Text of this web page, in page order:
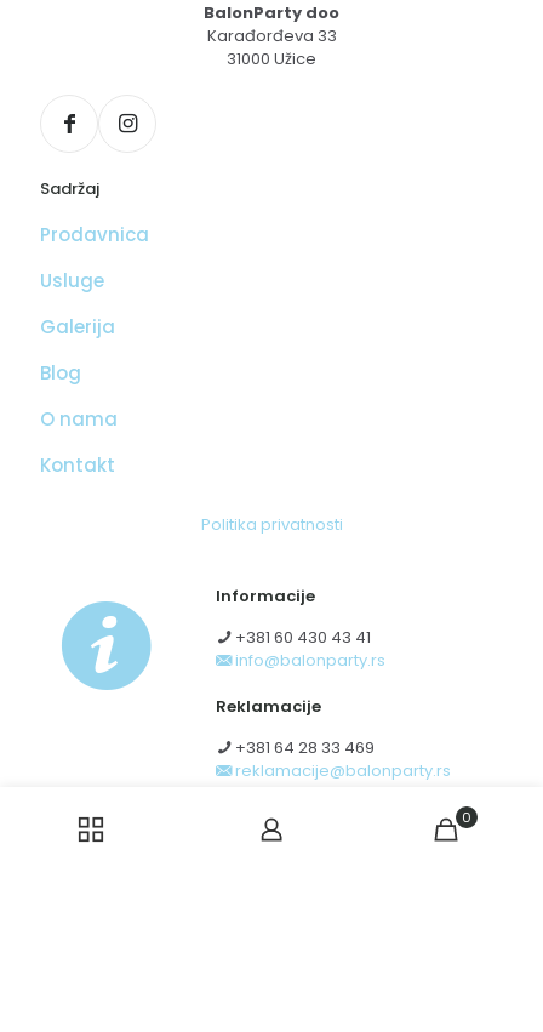
BalonParty doo
Karađorđeva 33
31000 Užice
Sadržaj
Prodavnica
Usluge
Galerija
Blog
O nama
Kontakt
Politika privatnosti
Informacije
+381 60 430 43 41
info@balonparty.rs
Reklamacije
+381 64 28 33 469
reklamacije@balonparty.rs
Obrazac za odustanak od
ugovora zaključenog na daljinu
0